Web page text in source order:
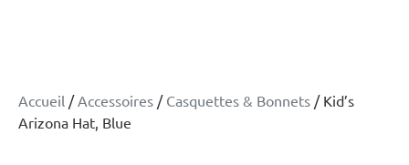
Accueil /Accessoires / Casquettes & Bonnets / Kid’s
Arizona Hat, Blue